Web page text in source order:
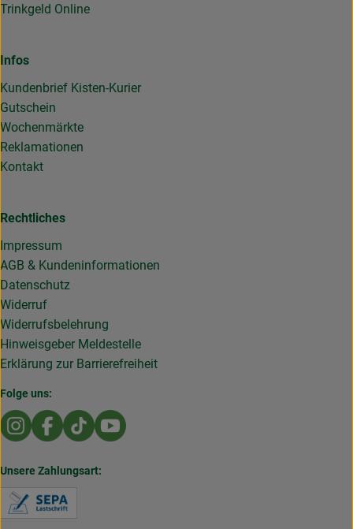
Trinkgeld Online
Infos
Kundenbrief Kisten-Kurier
Gutschein
Wochenmärkte
Reklamationen
Kontakt
Rechtliches
Impressum
AGB & Kundeninformationen
Datenschutz
Widerruf
Widerrufsbelehrung
Hinweisgeber Meldestelle
Erklärung zur Barrierefreiheit
Folge uns:
Externer Link zu https://www.instagram.com/
Externer Link zu https://www.facebook.com/
Externer Link zu https://www.tiktok.com/
Externer Link zu https://
Unsere Zahlungsart: